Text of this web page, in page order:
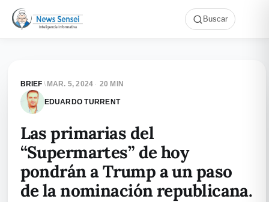
Buscar
BRIEF \ MAR. 5, 2024 · 20 MIN
EDUARDO TURRENT
Las primarias del
“Supermartes” de hoy
pondrán a Trump a un paso
de la nominación republicana.